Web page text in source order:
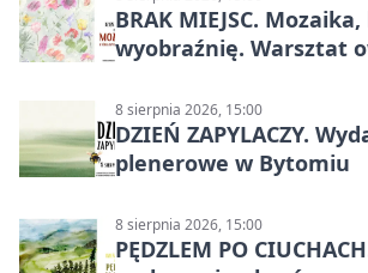
BRAK MIEJSC.
wyobraźnię. Warsztat
8 sierpnia 2026, 15:00
DZIEŃ ZAPYLACZY.
plenerowe w Bytomiu
8 sierpnia 2026, 15:00
PĘDZLEM PO